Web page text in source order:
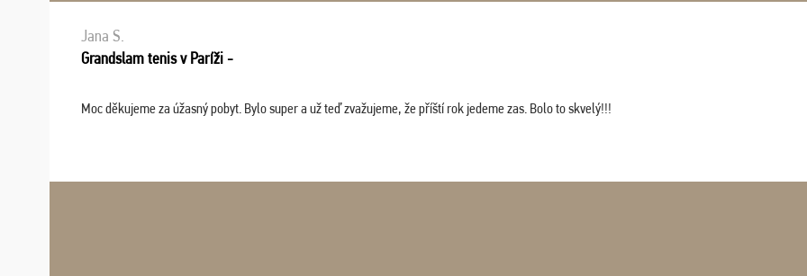
Jana S.
Grandslam tenis v Paríži -
Moc děkujeme za úžasný pobyt. Bylo super a už teď zvažujeme, že příští rok jedeme zas. Bolo to skvelý!!!